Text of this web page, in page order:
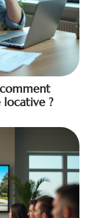
?